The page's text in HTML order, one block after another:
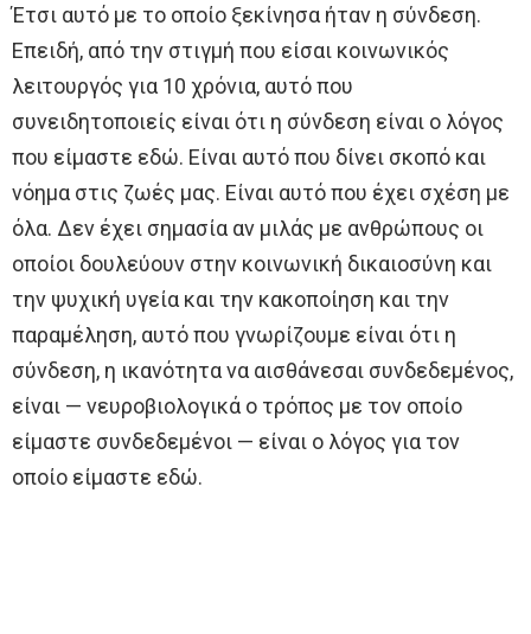
Έτσι αυτό με το οποίο ξεκίνησα ήταν η σύνδεση.
Επειδή, από την στιγμή που είσαι κοινωνικός
λειτουργός για 10 χρόνια, αυτό που
συνειδητοποιείς είναι ότι η σύνδεση είναι ο λόγος
που είμαστε εδώ. Είναι αυτό που δίνει σκοπό και
νόημα στις ζωές μας. Είναι αυτό που έχει σχέση με
όλα. Δεν έχει σημασία αν μιλάς με ανθρώπους οι
οποίοι δουλεύουν στην κοινωνική δικαιοσύνη και
την ψυχική υγεία και την κακοποίηση και την
παραμέληση, αυτό που γνωρίζουμε είναι ότι η
σύνδεση, η ικανότητα να αισθάνεσαι συνδεδεμένος,
είναι — νευροβιολογικά ο τρόπος με τον οποίο
είμαστε συνδεδεμένοι — είναι ο λόγος για τον
οποίο είμαστε εδώ.